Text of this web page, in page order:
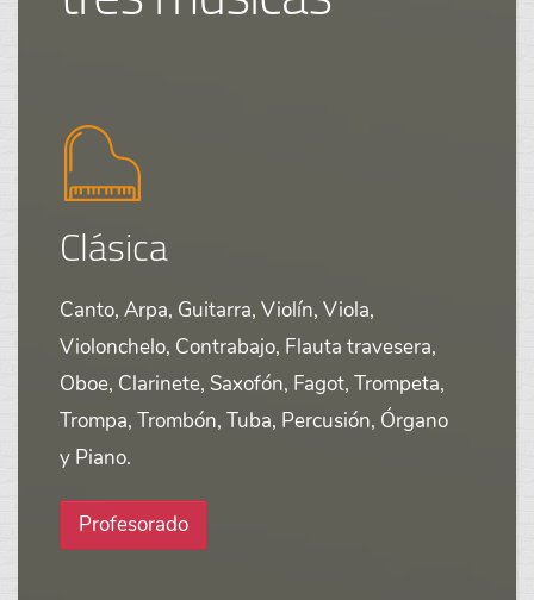
Clásica
Canto, Arpa, Guitarra, Violín, Viola,
Violonchelo, Contrabajo, Flauta travesera,
Oboe, Clarinete, Saxofón, Fagot, Trompeta,
Trompa, Trombón, Tuba, Percusión, Órgano
y Piano.
Profesorado